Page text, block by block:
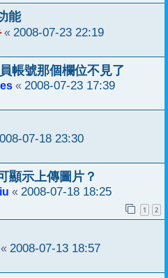
能
« 2008-07-23 22:19
帳號那個欄位不見了
« 2008-07-23 17:39
07-18 23:30
顯示上傳圖片？
« 2008-07-18 18:25
1 2
« 2008-07-13 18:57